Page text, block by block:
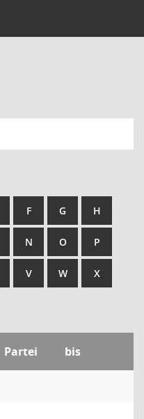
F G H
N O P
V W X
Partei bis